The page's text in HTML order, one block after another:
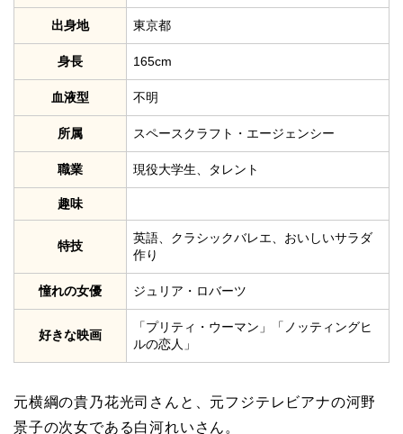
出身地 東京都
身長 165cm
血液型 不明
所属 スペースクラフト・エージェンシー
職業 現役大学生、タレント
趣味
特技
英語、クラシックバレエ、おいしいサラダ
作り
憧れの女優 ジュリア・ロバーツ
好きな映画
「プリティ・ウーマン」「ノッティングヒ
ルの恋人」
元横綱の貴乃花光司さんと、元フジテレビアナの河野
景子の次女である白河れいさん。